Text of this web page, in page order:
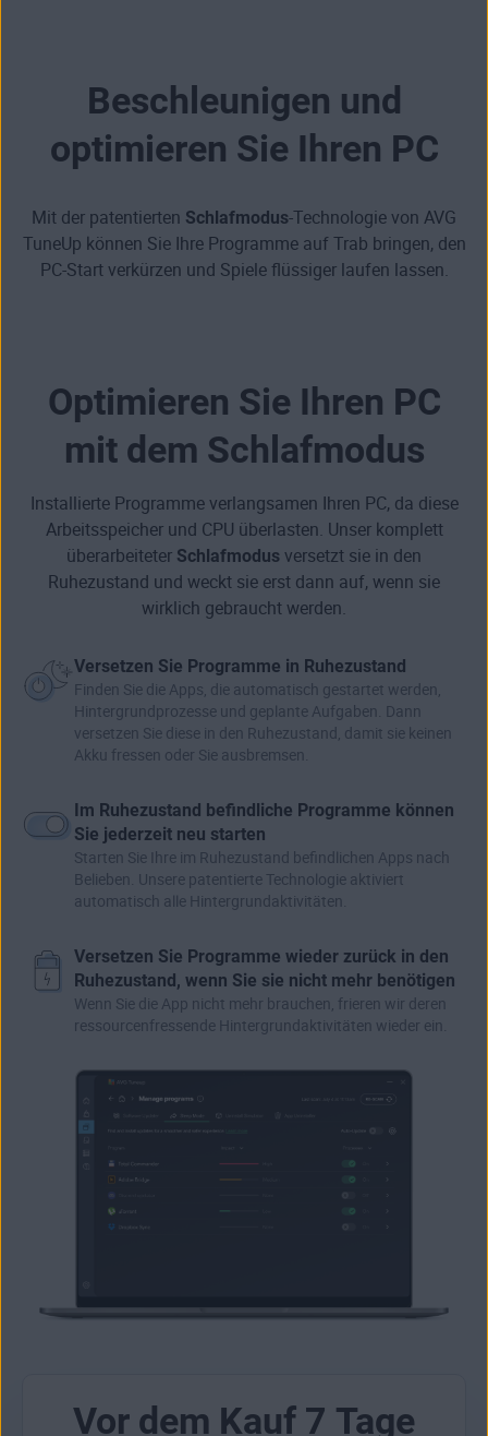
Beschleunigen und
optimieren Sie Ihren PC
Mit der patentierten Schlafmodus-Technologie von AVG
TuneUp können Sie Ihre Programme auf Trab bringen, den
PC-Start verkürzen und Spiele flüssiger laufen lassen.
Optimieren Sie Ihren PC
mit dem Schlafmodus
Installierte Programme verlangsamen Ihren PC, da diese
Arbeitsspeicher und CPU überlasten. Unser komplett
überarbeiteter Schlafmodus versetzt sie in den
Ruhezustand und weckt sie erst dann auf, wenn sie
wirklich gebraucht werden.
Versetzen Sie Programme in Ruhezustand
Finden Sie die Apps, die automatisch gestartet werden,
Hintergrundprozesse und geplante Aufgaben. Dann
versetzen Sie diese in den Ruhezustand, damit sie keinen
Akku fressen oder Sie ausbremsen.
Im Ruhezustand befindliche Programme können
Sie jederzeit neu starten
Starten Sie Ihre im Ruhezustand befindlichen Apps nach
Belieben. Unsere patentierte Technologie aktiviert
automatisch alle Hintergrundaktivitäten.
Versetzen Sie Programme wieder zurück in den
Ruhezustand, wenn Sie sie nicht mehr benötigen
Wenn Sie die App nicht mehr brauchen, frieren wir deren
ressourcenfressende Hintergrundaktivitäten wieder ein.
Vor dem Kauf 7 Tage